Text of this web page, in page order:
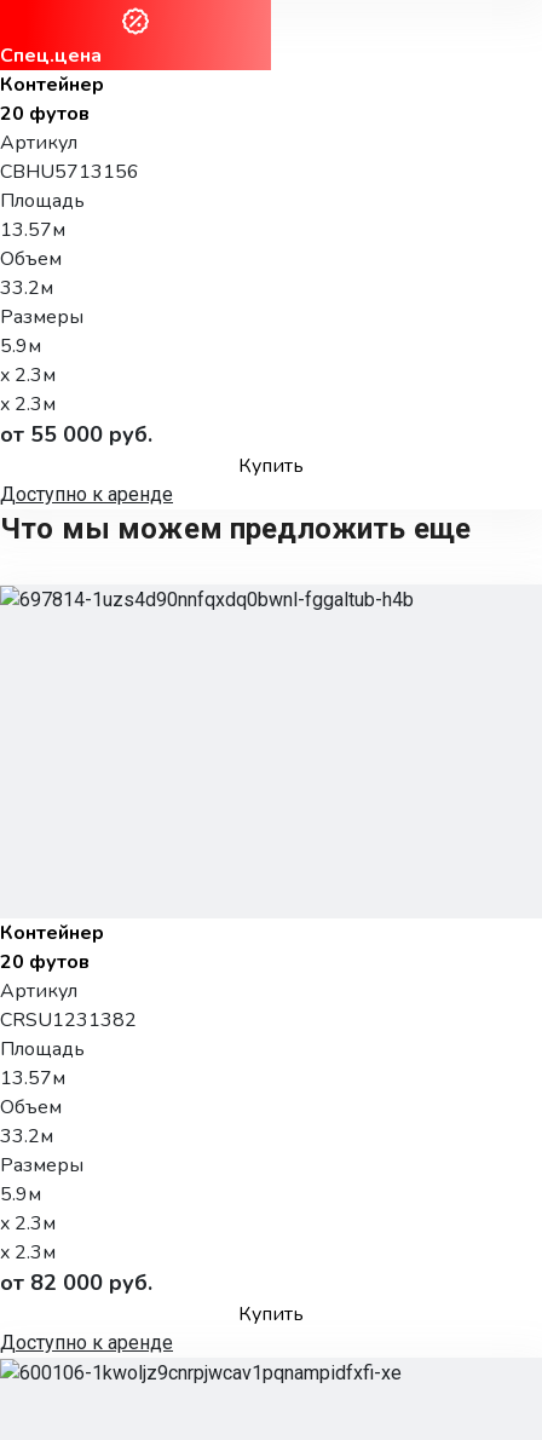
Спец.цена
Контейнер
20 футов
Артикул
CBHU5713156
Площадь
13.57м
Объем
33.2м
Размеры
5.9м
x 2.3м
x 2.3м
от 55 000 руб.
Купить
Доступно к аренде
Что мы можем предложить еще
Контейнер
20 футов
Артикул
CRSU1231382
Площадь
13.57м
Объем
33.2м
Размеры
5.9м
x 2.3м
x 2.3м
от 82 000 руб.
Купить
Доступно к аренде